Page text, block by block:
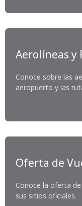
Aerolíneas y
Conoce sobre las
aeropuerto y las
Oferta de
Conoce la oferta
sus sitios oficiales.